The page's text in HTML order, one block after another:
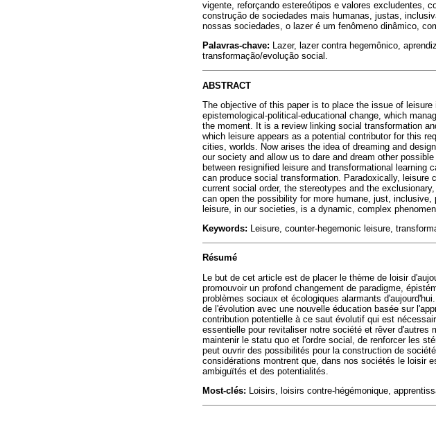
vigente, reforçando estereótipos e valores excludentes,
construção de sociedades mais humanas, justas,
nossas sociedades, o lazer é um fenômeno dinâmico,
Palavras-chave: Lazer, lazer contra hegemônico,
transformação/evolução social.
ABSTRACT
The objective of this paper is to place the issue of
epistemological-political-educational change, which
the moment. It is a review linking social transformation
which leisure appears as a potential contributor for this
cities, worlds. Now arises the idea of dreaming and
our society and allow us to dare and dream other
between resignified leisure and transformational learning
can produce social transformation. Paradoxically,
current social order, the stereotypes and the
can open the possibility for more humane, just,
leisure, in our societies, is a dynamic, complex
Keywords: Leisure, counter-hegemonic leisure,
Résumé
Le but de cet article est de placer le thème de loisir
promouvoir un profond changement de paradigme,
problèmes sociaux et écologiques alarmants
de l'évolution avec une nouvelle éducation basée sur
contribution potentielle à ce saut évolutif qui est
essentielle pour revitaliser notre société et rêver
maintenir le statu quo et l'ordre social, de renforcer les
peut ouvrir des possibilités pour la construction de
considérations montrent que, dans nos sociétés le loisir
ambiguïtés et des potentialités.
Most-clés: Loisirs, loisirs contre-hégémonique,